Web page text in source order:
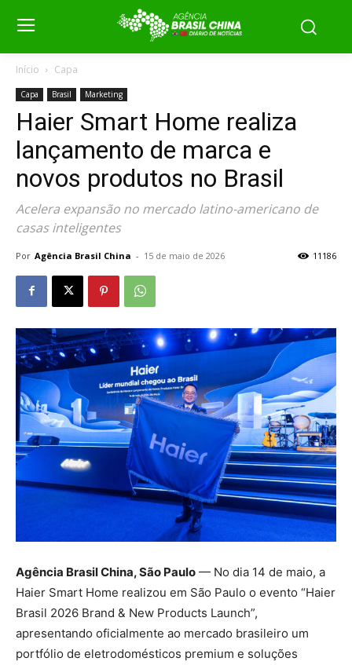
Início Capa
Capa Brasil Marketing
Haier Smart Home realiza
lançamento de marca e
novos produtos no Brasil
Acelera expansão no mercado latino-americano de
casas inteligentes
Por Agência Brasil China - 15 de maio de 2026 11186
Agência Brasil China, São Paulo — No dia 14 de maio, a
Haier Smart Home realizou em São Paulo o evento “Haier
Brasil 2026 Brand & New Products Launch”,
apresentando oficialmente ao mercado brasileiro um
portfólio de eletrodomésticos premium e soluções